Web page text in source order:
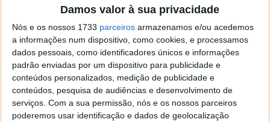
Damos valor à sua privacidade
Nós e os nossos 1733 parceiros armazenamos e/ou acedemos
a informações num dispositivo, como cookies, e processamos
dados pessoais, como identificadores únicos e informações
padrão enviadas por um dispositivo para publicidade e
conteúdos personalizados, medição de publicidade e
conteúdos, pesquisa de audiências e desenvolvimento de
serviços. Com a sua permissão, nós e os nossos parceiros
poderemos usar identificação e dados de geolocalização
o firefox como browser predefenido
Ja percorri o painel
tentei apagar o explorer na tentativa de forçar o uso do
firefox mas em vao. Kaso te lembres de outra dica fico
agradecido, caso contrario obrigado a mesma
Responder
Vítor M.
7 de Novembro de 2005 às 01:39
@Reporter